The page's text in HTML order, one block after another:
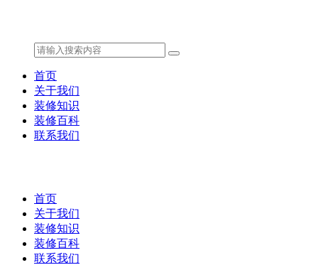
首页
关于我们
装修知识
装修百科
联系我们
首页
关于我们
装修知识
装修百科
联系我们